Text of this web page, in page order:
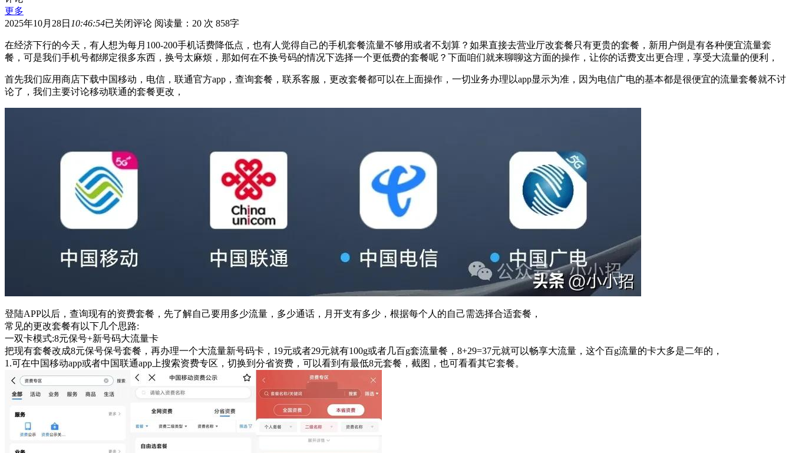
更多
2025年10月28日 10:46:54教
不
换
码
巧
操
低
价
大
流
量
已关闭评论 阅读量：20 次 858字
在经济下行的今天，有人想为每月100-200手机话费降低点，也有人觉得自己的手机套餐流量不够用或者不划算？如果直接去营业厅改套餐只有更贵的套餐，新用户倒是有各种便宜流量套
餐，可是我们手机号都绑定很多东西，换号太麻烦，那如何在不换号码的情况下选择一个更低费的套餐呢？下面咱们就来聊聊这方面的操作，让你的话费支出更合理，享受大流量的便利，
首先我们应用商店下载中国移动，电信，联通官方app，查询套餐，联系客服，更改套餐都可以在上面操作，一切业务办理以app显示为准，因为电信广电的基本都是很便宜的流量套餐就不讨
论了，我们主要讨论移动联通的套餐更改，
登陆APP以后，查询现有的资费套餐，先了解自己要用多少流量，多少通话，月开支有多少，根据每个人的自己需选择合适套餐，
常见的更改套餐有以下几个思路:
一双卡模式:8元保号+新号码大流量卡
把现有套餐改成8元保号保号套餐，再办理一个大流量新号码卡，19元或者29元就有100g或者几百g套流量餐，8+29=37元就可以畅享大流量，这个百g流量的卡大多是二年的，
1.可在中国移动app或者中国联通app上搜索资费专区，切换到分省资费，可以看到有最低8元套餐，截图，也可看看其它套餐。